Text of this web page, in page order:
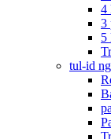
4
3
5
tul-id